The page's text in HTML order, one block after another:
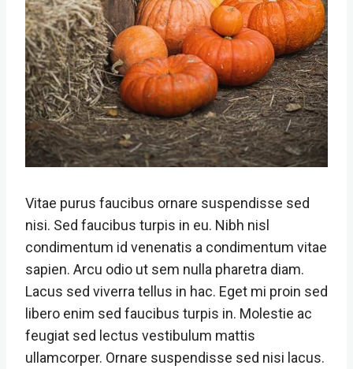
Vitae purus faucibus ornare suspendisse sed
nisi. Sed faucibus turpis in eu. Nibh nisl
condimentum id venenatis a condimentum vitae
sapien. Arcu odio ut sem nulla pharetra diam.
Lacus sed viverra tellus in hac. Eget mi proin sed
libero enim sed faucibus turpis in. Molestie ac
feugiat sed lectus vestibulum mattis
ullamcorper. Ornare suspendisse sed nisi lacus.